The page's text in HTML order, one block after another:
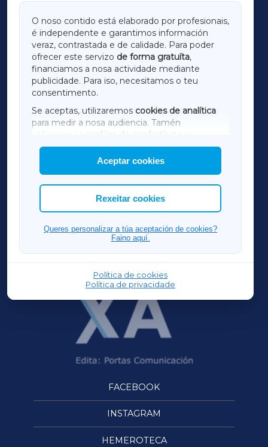
O noso contido está elaborado por profesionais,
é independente e garantimos información
veraz, contrastada e de calidade. Para poder
ofrecer este servizo de forma gratuíta,
financiamos a nosa actividade mediante
publicidade. Para iso, necesitamos o teu
consentimento.
Se aceptas, utilizaremos cookies de analítica
para medir a nosa audiencia. Tamén
utilizaremos
cookies de marketing
mostrar publicidade de terceiros.
Así mesmo, podes personalizar a elección das
cookies que desexas permitir.
Aceptar cookies
Rexeitar cookies
Queres personalizar a túa aceptación de cookies?
Faino aquí.
Política de cookies
Política de privacidade
LUGOXA
TERRACHAXA
AMARIÑAXA
RIBEIRASACRAXA
ACORUÑAXA
FERROLXA
OURENSEXA
FACEBOOK
INSTAGRAM
HEMEROTECA